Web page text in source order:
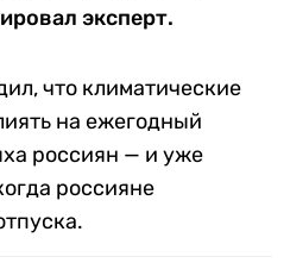
эксперт.
что климатические
на ежегодный
россиян — и уже
россияне